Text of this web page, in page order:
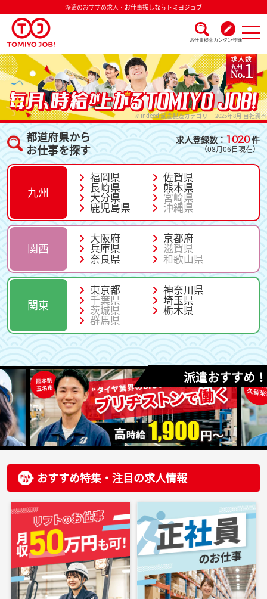
派遣のおすすめ求人・お仕事探しならトミヨジョブ
お仕事検索カンタン登録
派遣なら毎月時給が上がるトミヨジョブ ※Indeed 派遣製造カテゴリー 2025年8月 自社調べ
都道府県から
お仕事を探す
求人登録数： 1020件
（08月06日現在）
九州
福岡県 佐賀県
長崎県 熊本県
大分県 宮崎県
鹿児島県 沖縄県
関西
大阪府 京都府
兵庫県 滋賀県
奈良県 和歌山県
関東
東京都 神奈川県
千葉県 埼玉県
茨城県 栃木県
群馬県
派遣おすすめ
おすすめ特集・注目の求人情報